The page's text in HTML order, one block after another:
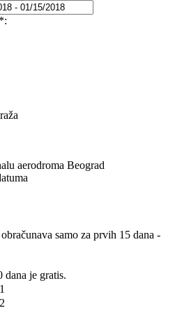
aerodroma Beograd
samo za prvih 15 dana -
dana je gratis.